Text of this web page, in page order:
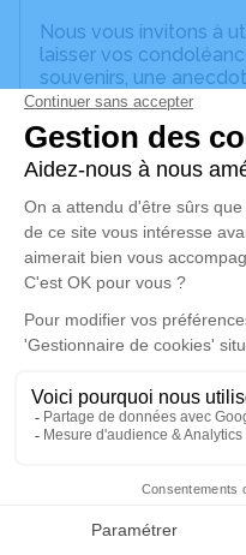
Faire-part
Nous vous invitons à
laisser vos
souvenirs, une
à travers des poèmes
est un lieu
mémoire de Maurice
Un service de
disponible ici.
Cérémonie
mercredi 05
Église Saint
Anjou
49480 Verrières-